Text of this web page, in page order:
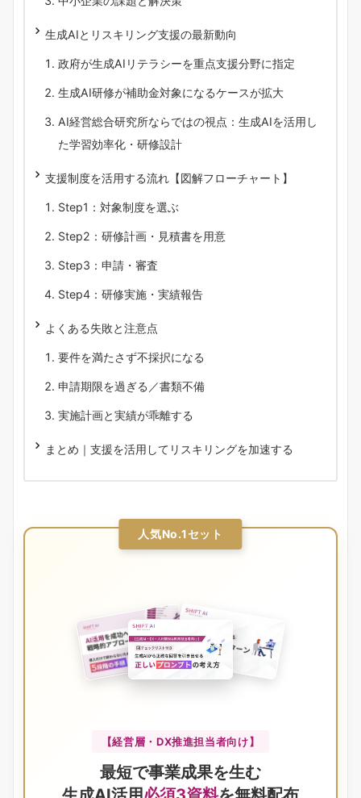
生成AIとリスキリング支援の最新動向
政府が生成AIリテラシーを重点支援分野に指定
生成AI研修が補助金対象になるケースが拡大
AI経営総合研究所ならではの視点：生成AIを活用し
た学習効率化・研修設計
支援制度を活用する流れ【図解フローチャート】
Step1：対象制度を選ぶ
Step2：研修計画・見積書を用意
Step3：申請・審査
Step4：研修実施・実績報告
よくある失敗と注意点
要件を満たさず不採択になる
申請期限を過ぎる／書類不備
実施計画と実績が乖離する
まとめ｜支援を活用してリスキリングを加速する
人気No.1セット
【経営層・DX推進担当者向け】
最短で事業成果を生む